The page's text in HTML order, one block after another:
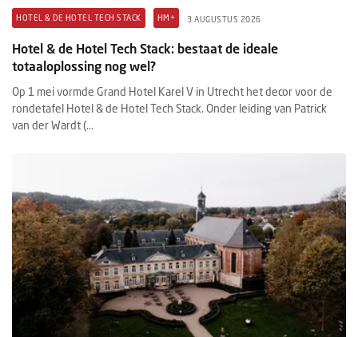
HOTEL & DE HOTEL TECH STACK HM+ 3 AUGUSTUS 2026
Hotel & de Hotel Tech Stack: bestaat de ideale
totaaloplossing nog wel?
Op 1 mei vormde Grand Hotel Karel V in Utrecht het decor voor de
rondetafel Hotel & de Hotel Tech Stack. Onder leiding van Patrick
van der Wardt (...